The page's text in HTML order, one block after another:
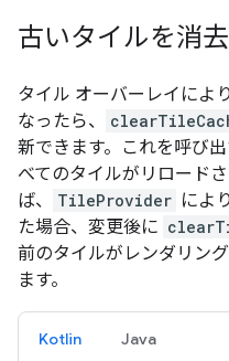
古いタイルを消
タイル オーバーレイによ
なったら、
新できます。これを呼び
べてのタイルがリロード
ば、
TileProvider によ
た場合、変更後に
前のタイルがレンダリン
ます。
Kotlin Java